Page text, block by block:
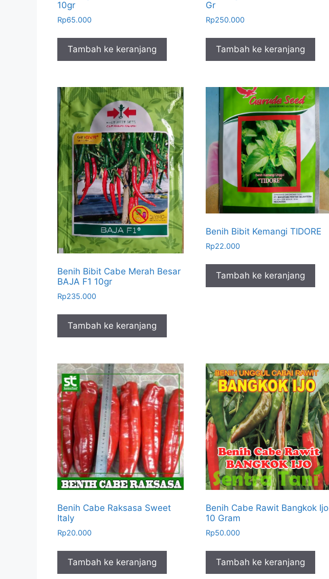
10gr
Rp65.000
Tambah ke keranjang
Gr
Rp250.000
Tambah ke keranjang
Benih Bibit Cabe Merah Besar
BAJA F1 10gr
Rp235.000
Tambah ke keranjang
Benih Bibit Kemangi TIDORE
Rp22.000
Tambah ke keranjang
Benih Cabe Raksasa Sweet
Italy
Rp20.000
Tambah ke keranjang
Benih Cabe Rawit Bangkok Ijo
10 Gram
Rp50.000
Tambah ke keranjang